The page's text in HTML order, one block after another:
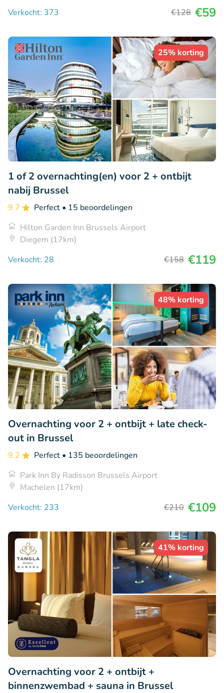
Verkocht: 373
€128 €59
25% korting
1 of 2 overnachting(en) voor 2 + ontbijt
nabij Brussel
9.7 Perfect • 15 beoordelingen
Hilton Garden Inn Brussels Airport
Diegem (17km)
Verkocht: 28
€158 €119
48% korting
Overnachting voor 2 + ontbijt + late check-
out in Brussel
9.2 Perfect • 135 beoordelingen
Park Inn By Radisson Brussels Airport
Machelen (17km)
Verkocht: 233
€210 €109
41% korting
Overnachting voor 2 + ontbijt +
binnenzwembad + sauna in Brussel